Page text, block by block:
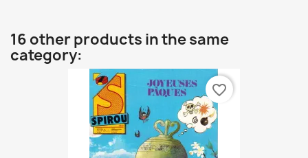
16 other products in the same
category:
favorite_border